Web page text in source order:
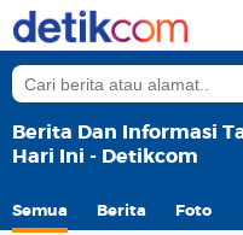
Berita Dan Informasi
Hari Ini - Detikcom
Semua Berita Foto